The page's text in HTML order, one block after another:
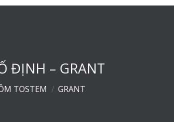
ĐỊNH – GRANT
TOSTEM / GRANT